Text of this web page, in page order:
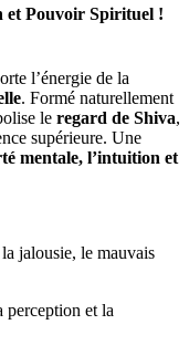
Pouvoir Spirituel !
l’énergie de la
. Formé naturellement
le regard de Shiva,
supérieure. Une
mentale, l’intuition et
jalousie, le mauvais
perception et la